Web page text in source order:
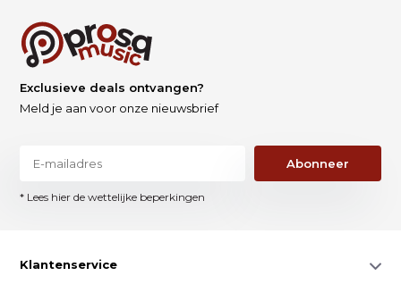
Exclusieve deals ontvangen?
Meld je aan voor onze nieuwsbrief
Abonneer
* Lees hier de wettelijke beperkingen
Klantenservice